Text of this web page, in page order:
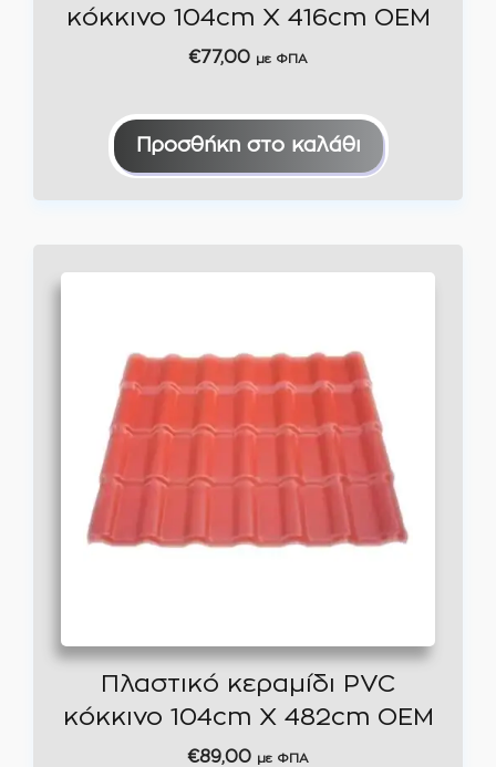
κόκκινο 104cm Χ 416cm ΟΕΜ
€77,00 με ΦΠΑ
Προσθήκη στο καλάθι
Πλαστικό κεραμίδι PVC
κόκκινο 104cm Χ 482cm ΟΕΜ
€89,00 με ΦΠΑ